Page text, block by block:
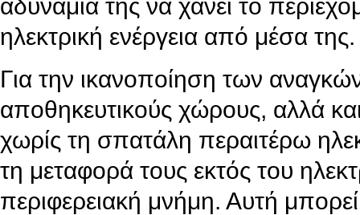
αδυναμία της να χάνει τo
ηλεκτρική ενέργεια από μέσα της.
Για την ικανοποίηση των
αποθηκευτικούς χώρους, αλλά
χωρίς τη σπατάλη περαιτέρω
τη μεταφορά τους εκτός του
περιφερειακή μνήμη. Αυτή